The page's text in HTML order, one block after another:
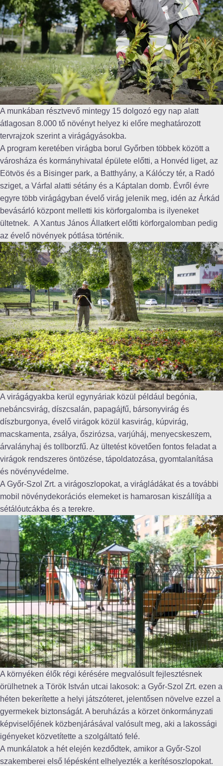
A munkában résztvevő mintegy 15 dolgozó egy nap alatt
átlagosan 8.000 tő növényt helyez ki előre meghatározott
tervrajzok szerint a virágágyásokba.
A program keretében virágba borul Győrben többek között a
városháza és kormányhivatal épülete előtti, a Honvéd liget, az
Eötvös és a Bisinger park, a Batthyány, a Kálóczy tér, a Radó
sziget, a Várfal alatti sétány és a Káptalan domb. Évről évre
egyre több virágágyban évelő virág jelenik meg, idén az Árkád
bevásárló központ melletti kis körforgalomba is ilyeneket
ültetnek. A Xantus János Állatkert előtti körforgalomban pedig
az évelő növények pótlása történik.
A virágágyakba kerül egynyáriak közül például begónia,
nebáncsvirág, díszcsalán, papagájfű, bársonyvirág és
díszburgonya, évelő virágok közül kasvirág, kúpvirág,
macskamenta, zsálya, őszirózsa, varjúháj, menyecskeszem,
árvalányhaj és tollborzfű. Az ültetést követően fontos feladat a
virágok rendszeres öntözése, tápoldatozása, gyomtalanítása
és növényvédelme.
A Győr-Szol Zrt. a virágoszlopokat, a virágládákat és a további
mobil növénydekorációs elemeket is hamarosan kiszállítja a
sétálóutcákba és a terekre.
A környéken élők régi kérésére megvalósult fejlesztésnek
örülhetnek a Török István utcai lakosok: a Győr-Szol Zrt. ezen a
héten bekerítette a helyi játszóteret, jelentősen növelve ezzel a
gyermekek biztonságát. A beruházás a körzet önkormányzati
képviselőjének közbenjárásával valósult meg, aki a lakossági
igényeket közvetítette a szolgáltató felé.
A munkálatok a hét elején kezdődtek, amikor a Győr-Szol
szakemberei első lépésként elhelyezték a kerítésoszlopokat.